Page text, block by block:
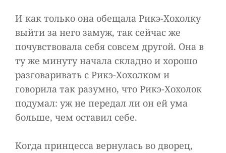
И как только она обещала Рикэ-Хохолку
выйти за него замуж, так сейчас же
почувствовала себя совсем другой. Она в
ту же минуту начала складно и хорошо
разговаривать с Рикэ-Хохолком и
говорила так разумно, что Рикэ-Хохолок
подумал: уж не передал ли он ей ума
больше, чем оставил себе.
Когда принцесса вернулась во дворец,